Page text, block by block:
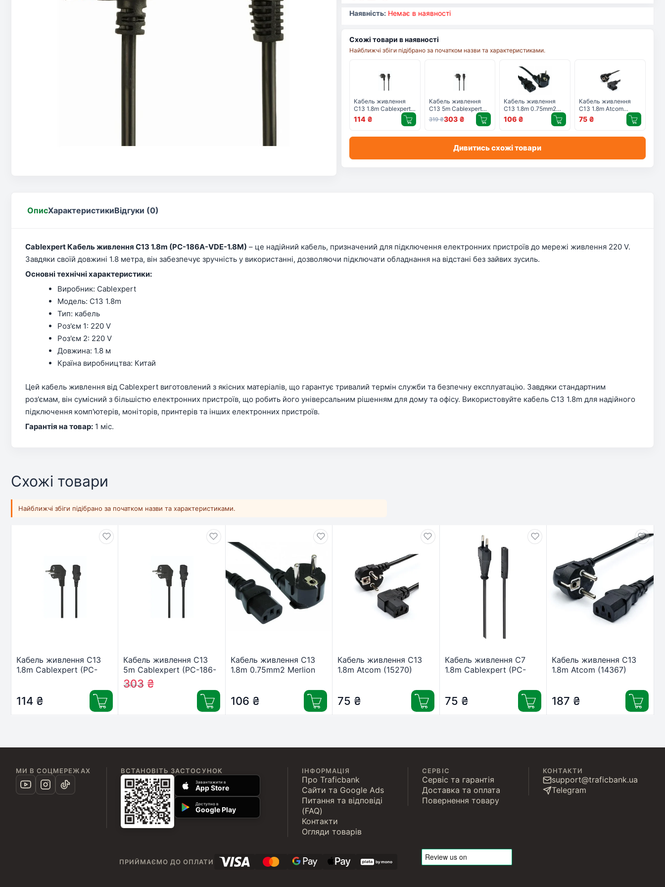
Наявність: Немає в наявності
Схожі товари в наявності
Найближчі збіги підібрано за початком назви та характеристиками.
Кабель живлення
C13 1.8m Cablexpert
(PC-186)
114 ₴
Кабель живлення
C13 5m Cablexpert
(PC-186-VDE-5M)
319₴303 ₴
Кабель живлення
C13 1.8m 0.75mm2
Merlion (PC-186
CEE7/17-C13 CU18)
106 ₴
Кабель живлення
C13 1.8m Atcom
(15270)
75 ₴
Дивитись схожі товари
ОписХарактеристикиВідгуки (0)
Cablexpert Кабель живлення C13 1.8m (PC-186A-VDE-1.8M) – це надійний кабель, призначений для підключення електронних пристроїв до мережі живлення 220 V.
Завдяки своїй довжині 1.8 метра, він забезпечує зручність у використанні, дозволяючи підключати обладнання на відстані без зайвих зусиль.
Основні технічні характеристики:
Виробник: Cablexpert
Модель: C13 1.8m
Тип: кабель
Роз'єм 1: 220 V
Роз'єм 2: 220 V
Довжина: 1.8 м
Країна виробництва: Китай
Цей кабель живлення від Cablexpert виготовлений з якісних матеріалів, що гарантує тривалий термін служби та безпечну експлуатацію. Завдяки стандартним
роз'ємам, він сумісний з більшістю електронних пристроїв, що робить його універсальним рішенням для дому та офісу. Використовуйте кабель C13 1.8m для надійного
підключення комп'ютерів, моніторів, принтерів та інших електронних пристроїв.
Гарантія на товар: 1 міс.
Схожі товари
Найближчі збіги підібрано за початком назви та характеристиками.
Кабель живлення C13
1.8m Cablexpert (PC-
114 ₴
Кабель живлення C13
5m Cablexpert (PC-186-
VDE-5M)
319₴
303 ₴
Кабель живлення C13
1.8m 0.75mm2 Merlion
106 ₴
Кабель живлення C13
1.8m Atcom (15270)
75 ₴
Кабель живлення C7
1.8m Cablexpert (PC-
75 ₴
Кабель живлення C13
1.8m Atcom (14367)
187 ₴
МИ В СОЦМЕРЕЖАХ ВСТАНОВІТЬ ЗАСТОСУНОК
Завантажити в
App Store
Доступно в
Google Play
ІНФОРМАЦІЯ
Про Traficbank
Сайти та Google Ads
Питання та відповіді
(FAQ)
Контакти
Огляди товарів
СЕРВІС
Сервіс та гарантія
Доставка та оплата
Повернення товару
КОНТАКТИ
support@traficbank.ua
Telegram
ПРИЙМАЄМО ДО ОПЛАТИ